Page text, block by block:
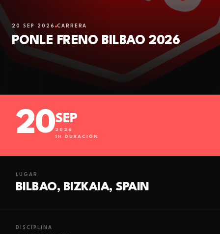
20 SEP 2026 CARRERA
PONLE FRENO BILBAO 2026
20SEP
2026
1H DURACIÓN
LUGAR
BILBAO, BIZKAIA, SPAIN
DISCIPLINA